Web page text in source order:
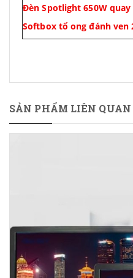
Đèn Spotlight 650W quay
Softbox tổ ong đánh ven
SẢN PHẨM LIÊN QUAN